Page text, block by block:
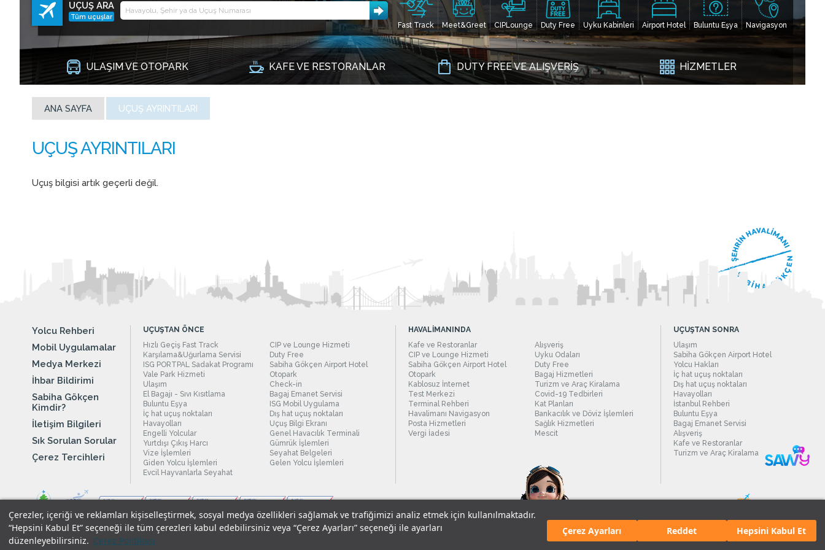
Çerezler, içeriği ve reklamları kişiselleştirmek, sosyal medya özellikleri sağlamak ve trafiğimizi analiz etmek için kullanılmaktadır.
“Hepsini Kabul Et” seçeneği ile tüm çerezleri kabul edebilirsiniz veya “Çerez Ayarları” seçeneği ile ayarları
düzenleyebilirsiniz. Çerez Politikası
Çerez Ayarları Reddet Hepsini Kabul Et
UÇUŞ ARA
Tüm uçuşlar
Fast Track Meet&Greet CIPLounge Duty Free Uyku Kabinleri Airport Hotel Buluntu Eşya Navigasyon
ULAŞIM VE OTOPARK KAFE VE RESTORANLAR DUTY FREE VE ALIŞVERİŞ HİZMETLER
ANA SAYFA UÇUŞ AYRINTILARI
Uçuş bilgisi artık geçerli değil.
Yolcu Rehberi
Mobil Uygulamalar
Medya Merkezi
İhbar Bildirimi
Sabiha Gökçen
Kimdir?
İletişim Bilgileri
Sık Sorulan Sorular
Çerez Tercihleri
UÇUŞTAN ÖNCE
Hızlı Geçiş Fast Track
CIP ve Lounge Hizmeti
Karşılama&Uğurlama Servisi
Duty Free
ISG PORTPAL Sadakat Programı
Sabiha Gökçen Airport Hotel
Vale Park Hizmeti
Otopark
Ulaşım
Check-in
El Bagajı - Sıvı Kısıtlama
Bagaj Emanet Servisi
Buluntu Eşya
ISG Mobil Uygulama
İç hat uçuş noktaları
Dış hat uçuş noktaları
Havayolları
Uçuş Bilgi Ekranı
Engelli Yolcular
Genel Havacılık Terminali
Yurtdışı Çıkış Harcı
Gümrük İşlemleri
Vize İşlemleri
Seyahat Belgeleri
Giden Yolcu İşlemleri
Gelen Yolcu İşlemleri
Evcil Hayvanlarla Seyahat
HAVALİMANINDA
Kafe ve Restoranlar
Alışveriş
CIP ve Lounge Hizmeti
Uyku Odaları
Sabiha Gökçen Airport Hotel
Duty Free
Otopark
Bagaj Hizmetleri
Kablosuz İnternet
Turizm ve Araç Kiralama
Test Merkezi
Covid-19 Tedbirleri
Terminal Rehberi
Kat Planları
Havalimanı Navigasyon
Bankacılık ve Döviz İşlemleri
Posta Hizmetleri
Sağlık Hizmetleri
Vergi İadesi
Mescit
UÇUŞTAN SONRA
Ulaşım
Sabiha Gökçen Airport Hotel
Yolcu Hakları
İç hat uçuş noktaları
Dış hat uçuş noktaları
Havayolları
İstanbul Rehberi
Buluntu Eşya
Bagaj Emanet Servisi
Alışveriş
Kafe ve Restoranlar
Turizm ve Araç Kiralama
Yasal Uyarılar Çerez Politikamız